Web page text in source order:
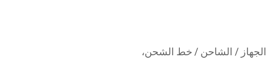
الجهاز / الشاحن / خط الشحن،